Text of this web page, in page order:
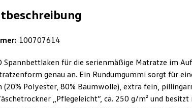
100707614
Spannbettlaken für die serienmäßige Matratze im
genau an. Ein Rundumgummi sorgt für
(20% Polyester, 80% Baumwolle), extra fein,
„Pflegeleicht”, ca. 250 g/m² und